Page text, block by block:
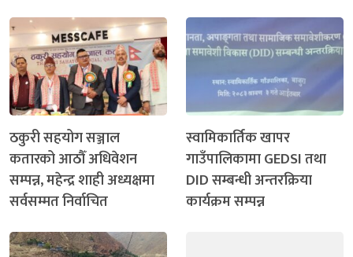
ठकुरी सहयोग सञ्जाल
कतारको आठौँ अधिवेशन
सम्पन्न, महेन्द्र शाही अध्यक्षमा
सर्वसम्मत निर्वाचित
स्वामिकार्तिक खापर
गाउँपालिकामा GEDSI तथा
DID सम्बन्धी अन्तरक्रिया
कार्यक्रम सम्पन्न